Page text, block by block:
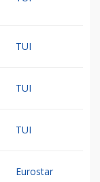
TUI
TUI
TUI
Eurostar